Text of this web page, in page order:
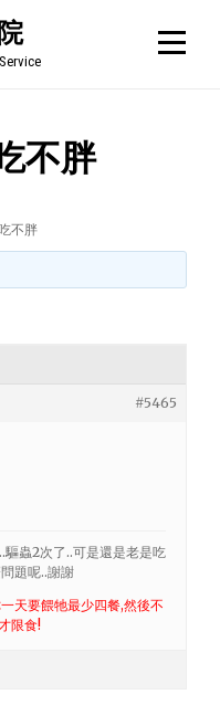
不胖
不胖
#5465
蟲2次了..可是還是老是吃
題呢..謝謝
天要餵牠最少四餐,然後不
限食!